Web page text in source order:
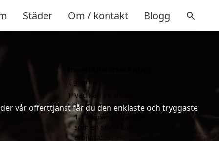
Städer Om / kontakt Blogg
vår offerttjänst får du den enklaste och tryggaste
gömma
1 Vad kan en smed i
Lidingö hjälpa till med?
1.1
Allmänna tjänster
som en smed kan
erbjuda: